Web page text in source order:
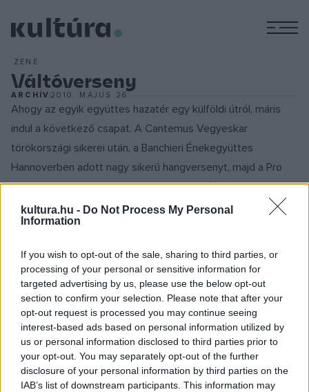
kultura.hu - Do Not Process My Personal
Information
If you wish to opt-out of the sale, sharing to third parties, or
processing of your personal or sensitive information for
targeted advertising by us, please use the below opt-out
section to confirm your selection. Please note that after your
opt-out request is processed you may continue seeing
interest-based ads based on personal information utilized by
us or personal information disclosed to third parties prior to
your opt-out. You may separately opt-out of the further
disclosure of your personal information by third parties on the
IAB’s list of downstream participants. This information may
ZENE
Váltóverseny
ARCHÍV2010. MÁJUS 26.
Ahogy az egyik együttes hazatér egy külföldi útról, máris
indul a következő csapat. A Cantemus Vegyeskar
törökországi sikerei után, a Banchieri Énekegyüttes
Hannoverben adott nagy sikerű hangversenyt, majd a Pro
Musica Leánykar gyors egymásutánban kétszer is Svájcba
utazott, hogy ott öregbítse a magyar kórusmuzsika jó hírét.
Legutóbbi útjukon a
megérdemelt sikert.
Most a Cantemus Gyermekkóruson a sor: az énekkar május
27-én indul a franciországi Tours városába, ahol a
legerősebb európai kórusversenyek egyikén bizonyíthat. A
Cantemus kórusai közül ezen a versenyre eddig csak a
Cantemus Vegyeskar és a Banchieri Énekegyüttes